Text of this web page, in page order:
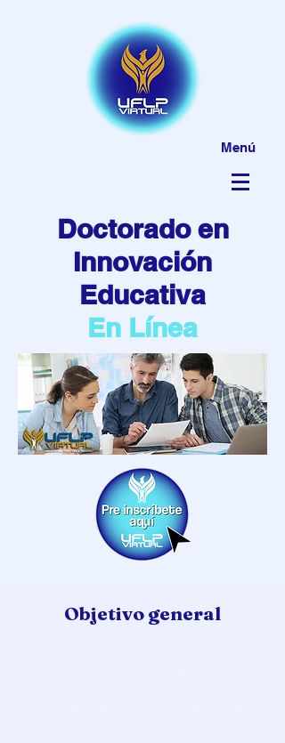
Menú
Doctorado en
Innovación
Educativa
En Línea
Objetivo general